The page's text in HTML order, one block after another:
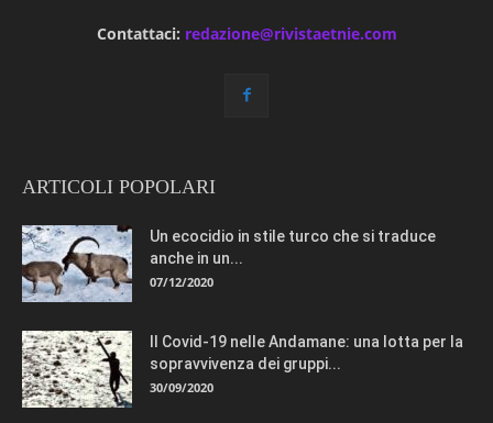
Contattaci: redazione@rivistaetnie.com
ARTICOLI POPOLARI
Un ecocidio in stile turco che si traduce
anche in un...
07/12/2020
Il Covid-19 nelle Andamane: una lotta per la
sopravvivenza dei gruppi...
30/09/2020